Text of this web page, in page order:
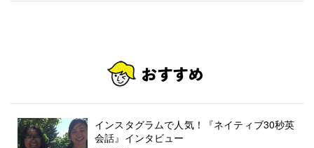
インスタグラムで人気！『ネイティブ30秒英
会話』インタビュー